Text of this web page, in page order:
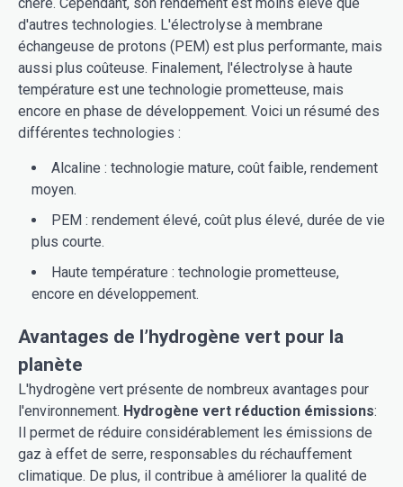
d'autres technologies. L'électrolyse à membrane
échangeuse de protons (PEM) est plus performante, mais
aussi plus coûteuse. Finalement, l'électrolyse à haute
température est une technologie prometteuse, mais
encore en phase de développement. Voici un résumé des
différentes technologies :
Alcaline : technologie mature, coût faible, rendement
moyen.
PEM : rendement élevé, coût plus élevé, durée de vie
plus courte.
Haute température : technologie prometteuse,
encore en développement.
Avantages de l’hydrogène vert pour la
planète
L'hydrogène vert présente de nombreux avantages pour
l'environnement. Hydrogène vert réduction émissions:
Il permet de réduire considérablement les émissions de
gaz à effet de serre, responsables du réchauffement
climatique. De plus, il contribue à améliorer la qualité de